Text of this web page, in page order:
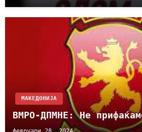
МАКЕДОНИЈА
ВМРО-ДПМНЕ: Не